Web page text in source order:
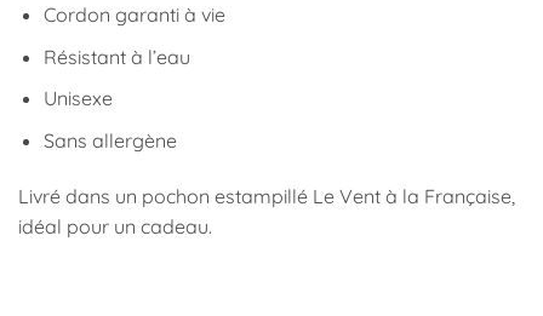
Cordon garanti à vie
Résistant à l’eau
Unisexe
Sans allergène
Livré dans un pochon estampillé Le Vent à la Française,
idéal pour un cadeau.